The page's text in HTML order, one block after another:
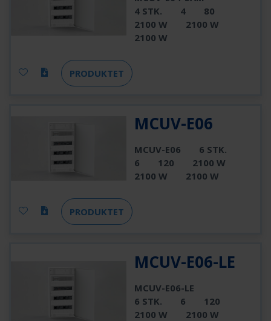
4 STK.
4
80
2100 W
2100 W
2100 W
PRODUKTET
MCUV-E06
MCUV-E06
6 STK.
6
120
2100 W
2100 W
2100 W
PRODUKTET
MCUV-E06-LE
MCUV-E06-LE
6 STK.
6
120
2100 W
2100 W